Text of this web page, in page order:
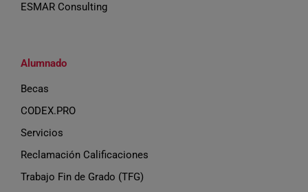
ESMAR Consulting
Alumnado
Becas
CODEX.PRO
Servicios
Reclamación Calificaciones
Trabajo Fin de Grado (TFG)